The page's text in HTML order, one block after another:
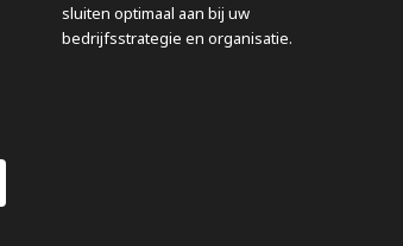
sluiten optimaal aan bij uw
bedrijfsstrategie en organisatie.